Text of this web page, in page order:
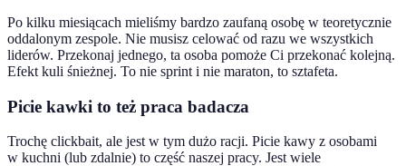
Po kilku miesiącach mieliśmy bardzo zaufaną osobę w teoretycznie
oddalonym zespole. Nie musisz celować od razu we wszystkich
liderów. Przekonaj jednego, ta osoba pomoże Ci przekonać kolejną.
Efekt kuli śnieżnej. To nie sprint i nie maraton, to sztafeta.
Picie kawki to też praca badacza
Trochę clickbait, ale jest w tym dużo racji. Picie kawy z osobami
w kuchni (lub zdalnie) to część naszej pracy. Jest wiele